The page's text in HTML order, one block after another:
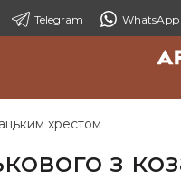
Telegram WhatsApp
хрестом
з